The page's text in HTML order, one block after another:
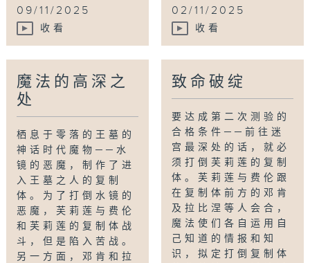
09/11/2025
收看
02/11/2025
收看
魔法的高深之
处
栖息于零落的王墓的
神话时代魔物──水
镜的恶魔，制作了进
入王墓之人的复制
体。为了打倒水镜的
恶魔，芙莉莲与费伦
和芙莉莲的复制体战
斗，但是陷入苦战。
另一方面，邓肯和拉
致命破绽
要达成第二次测验的
合格条件──前往迷
宫最深处的话，就必
须打倒芙莉莲的复制
体。芙莉莲与费伦跟
在复制体前方的邓肯
及拉比涅等人会合，
魔法使们各自运用自
己知道的情报和知
识，拟定打倒复制体